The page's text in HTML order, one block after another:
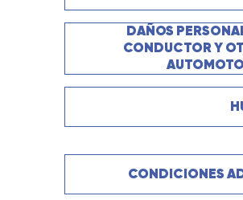
DAÑOS
CONDUCTOR Y
CONDICIONES